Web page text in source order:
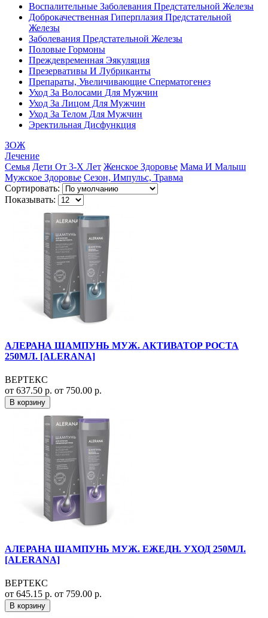
Воспалительные Заболевания Предстательной Железы
Доброкачественная Гиперплазия Предстательной
Железы
Заболевания Предстательной Железы
Половые Гормоны
Преждевременная Эякуляция
Презервативы И Лубриканты
Препараты, Увеличивающие Сперматогенез
Уход За Волосами Для Мужчин
Уход За Лицом Для Мужчин
Уход За Телом Для Мужчин
Эректильная Дисфункция
ЗОЖ
Лечение
Семья Дети От 3-Х Лет Женское Здоровье Мама И Малыш
Мужское Здоровье Сезон, Импульс, Травма
Сортировать:
Показывать:
АЛЕРАНА ШАМПУНЬ МУЖ. АКТИВАТОР РОСТА
250МЛ. [ALERANA]
ВЕРТЕКС
от 637.50 р. от 750.00 р.
В корзину
АЛЕРАНА ШАМПУНЬ МУЖ. ЕЖЕДН. УХОД 250МЛ.
[ALERANA]
ВЕРТЕКС
от 645.15 р. от 759.00 р.
В корзину